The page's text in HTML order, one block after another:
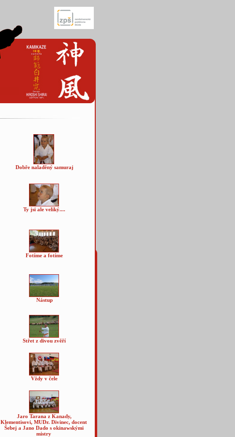
Dobře naladěný samuraj
Ty jsi ale veliký....
Fotíme a fotíme
Nástup
Střet z divou zvěří
Vždy v čele
Jaro Tarana z Kanady,
Klementisovi, MUDr. Divinec, docent
Šebej a Jano Dado s okinawskými
mistry